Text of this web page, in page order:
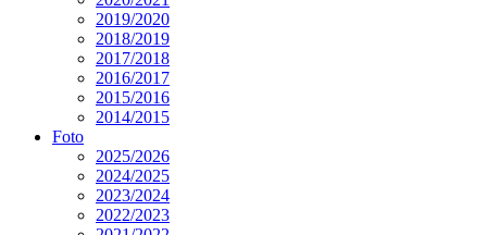
2019/2020
2018/2019
2017/2018
2016/2017
2015/2016
2014/2015
Foto
2025/2026
2024/2025
2023/2024
2022/2023